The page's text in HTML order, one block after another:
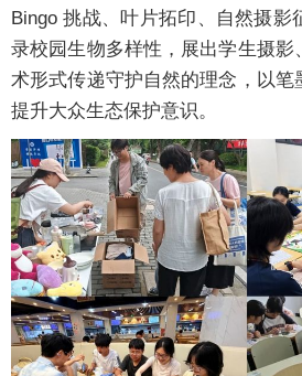
Bingo 挑战、叶片拓印、自然摄影
录校园生物多样性，展出学生摄影
术形式传递守护自然的理念，以笔
提升大众生态保护意识。